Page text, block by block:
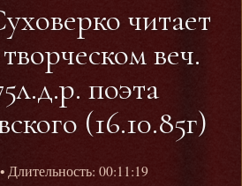
читает
веч.
поэта
(16.10.85г)
• Длительность: 00:11:19